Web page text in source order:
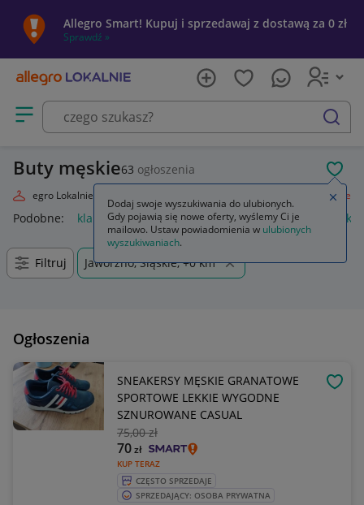
Allegro Smart! Kupuj i sprzedawaj z dostawą za 0 zł
Sprawdź »
Otwórz menu z kategoriami
szukaj
Buty męskie63 ogłoszenia
Allegro Lokalnie Męskie
Podobne: klapki męskie bokserki męskie kąpielówki męskie
Filtruj Jaworzno, Śląskie, +0 km
Ogłoszenia
SNEAKERSY MĘSKIE GRANATOWE
SPORTOWE LEKKIE WYGODNE
SZNUROWANE CASUAL
75,00 zł
KUP TERAZ
70zł
CZĘSTO SPRZEDAJE
SPRZEDAJĄCY: OSOBA PRYWATNA
Dodaj swoje wyszukiwania do ulubionych.
Gdy pojawią się nowe oferty, wyślemy Ci je
mailowo. Ustaw powiadomienia w ulubionych
wyszukiwaniach.